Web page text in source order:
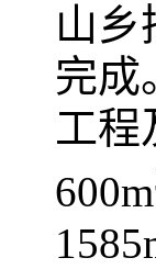
山乡
完成
工程
600m